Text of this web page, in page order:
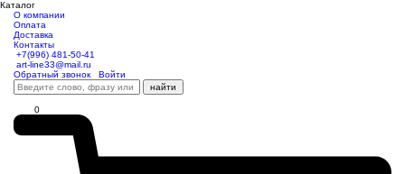
О компании
Оплата
Доставка
Контакты
+7(996) 481-50-41
art-line33@mail.ru
Обратный звонок
Войти
Каталог
найти
0